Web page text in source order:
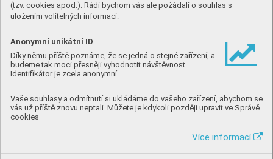
(tzv. cookies apod.). Rádi bychom vás ale požádali o souhlas s
uložením volitelných informací:
Anonymní unikátní ID
Díky němu příště poznáme, že se jedná o stejné zařízení, a
budeme tak moci přesněji vyhodnotit návštěvnost.
Identifikátor je zcela anonymní.
Vaše souhlasy a odmítnutí si ukládáme do vašeho zařízení, abychom se
vás už příště znovu neptali. Můžete je kdykoli později upravit ve Správě
cookies
Více informací